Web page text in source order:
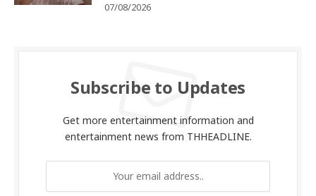
07/08/2026
Subscribe to Updates
Get more entertainment information and
entertainment news from THHEADLINE.